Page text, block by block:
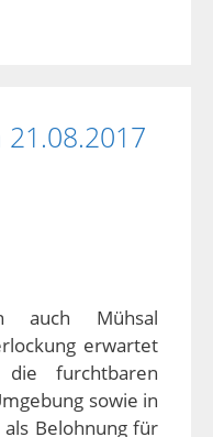
auch Mühsal
erwartet
furchtbaren
sowie in
Belohnung für